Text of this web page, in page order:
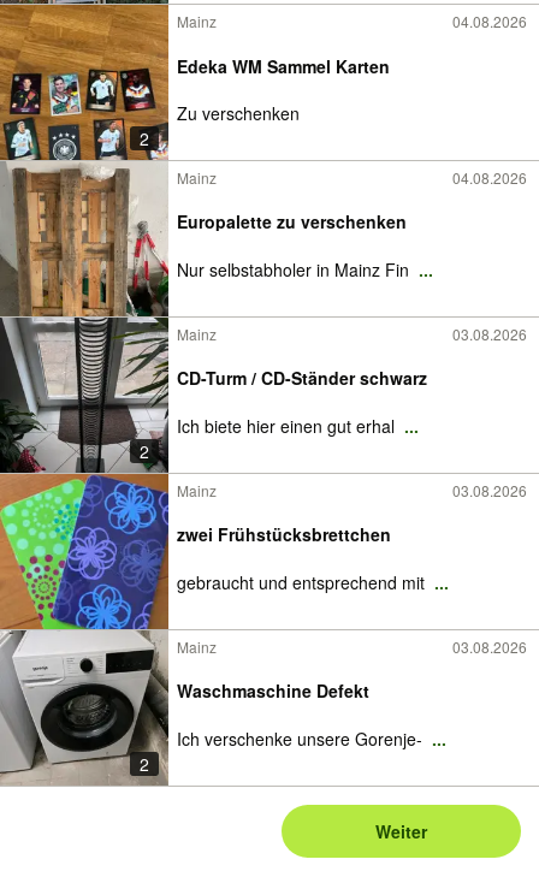
2
Mainz 04.08.2026
Edeka WM Sammel Karten
Zu verschenken
Mainz 04.08.2026
Europalette zu verschenken
Nur selbstabholer in Mainz Fin ...
2
Mainz 03.08.2026
CD-Turm / CD-Ständer schwarz
Ich biete hier einen gut erhal ...
Mainz 03.08.2026
zwei Frühstücksbrettchen
gebraucht und entsprechend mit ...
2
Mainz 03.08.2026
Waschmaschine Defekt
Ich verschenke unsere Gorenje- ...
Weiter